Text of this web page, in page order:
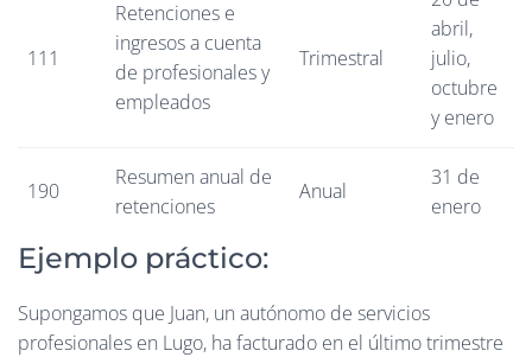
111
Retenciones e
ingresos a cuenta
de profesionales y
empleados
Trimestral
abril,
julio,
octubre
y enero
190
Resumen anual de
retenciones
Anual
31 de
enero
Ejemplo práctico:
Supongamos que Juan, un autónomo de servicios
profesionales en Lugo, ha facturado en el último trimestre